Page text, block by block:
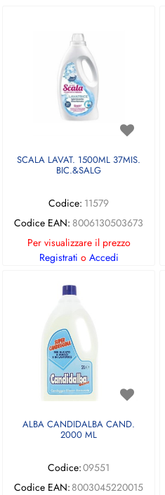
SCALA LAVAT. 1500ML 37MIS.
BIC.&SALG
Codice: 11579
Codice EAN: 8006130503673
Per visualizzare il prezzo
Registrati o Accedi
ALBA CANDIDALBA CAND.
2000 ML
Codice:09551
Codice EAN: 8003045220015